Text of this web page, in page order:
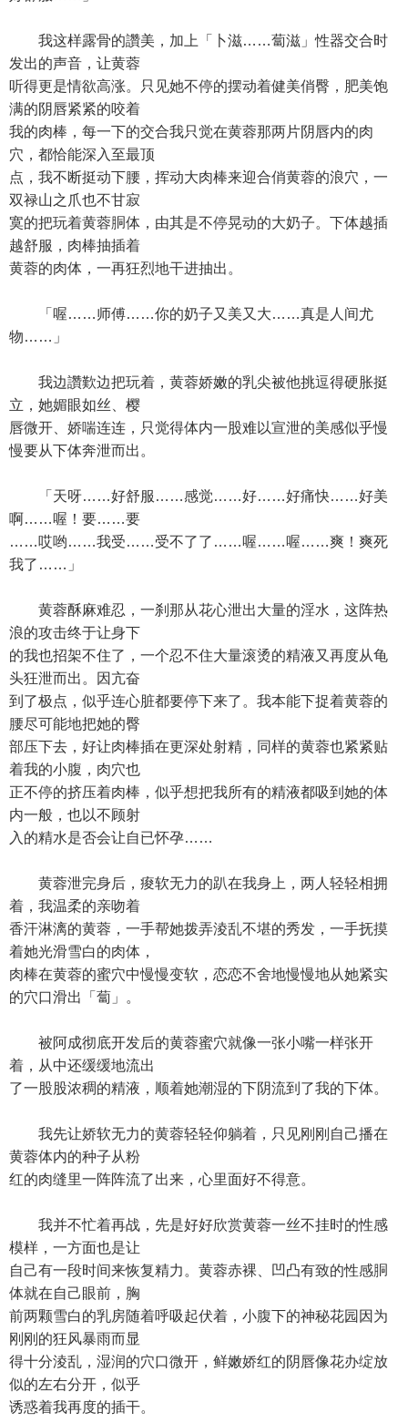
我这样露骨的讚美，加上「卜滋……蔔滋」性器交合时
发出的声音，让黄蓉
听得更是情欲高涨。只见她不停的摆动着健美俏臀，肥美饱
满的阴唇紧紧的咬着
我的肉棒，每一下的交合我只觉在黄蓉那两片阴唇内的肉
穴，都恰能深入至最顶
点，我不断挺动下腰，挥动大肉棒来迎合俏黄蓉的浪穴，一
双禄山之爪也不甘寂
寞的把玩着黄蓉胴体，由其是不停晃动的大奶子。下体越插
越舒服，肉棒抽插着
黄蓉的肉体，一再狂烈地干进抽出。
「喔……师傅……你的奶子又美又大……真是人间尤
物……」
我边讚歎边把玩着，黄蓉娇嫩的乳尖被他挑逗得硬胀挺
立，她媚眼如丝、樱
唇微开、娇喘连连，只觉得体内一股难以宣泄的美感似乎慢
慢要从下体奔泄而出。
「天呀……好舒服……感觉……好……好痛快……好美
啊……喔！要……要
……哎哟……我受……受不了了……喔……喔……爽！爽死
我了……」
黄蓉酥麻难忍，一刹那从花心泄出大量的淫水，这阵热
浪的攻击终于让身下
的我也招架不住了，一个忍不住大量滚烫的精液又再度从龟
头狂泄而出。因亢奋
到了极点，似乎连心脏都要停下来了。我本能下捉着黄蓉的
腰尽可能地把她的臀
部压下去，好让肉棒插在更深处射精，同样的黄蓉也紧紧贴
着我的小腹，肉穴也
正不停的挤压着肉棒，似乎想把我所有的精液都吸到她的体
内一般，也以不顾射
入的精水是否会让自已怀孕……
黄蓉泄完身后，痠软无力的趴在我身上，两人轻轻相拥
着，我温柔的亲吻着
香汗淋漓的黄蓉，一手帮她拨弄淩乱不堪的秀发，一手抚摸
着她光滑雪白的肉体，
肉棒在黄蓉的蜜穴中慢慢变软，恋恋不舍地慢慢地从她紧实
的穴口滑出「蔔」。
被阿成彻底开发后的黄蓉蜜穴就像一张小嘴一样张开
着，从中还缓缓地流出
了一股股浓稠的精液，顺着她潮湿的下阴流到了我的下体。
我先让娇软无力的黄蓉轻轻仰躺着，只见刚刚自己播在
黄蓉体内的种子从粉
红的肉缝里一阵阵流了出来，心里面好不得意。
我并不忙着再战，先是好好欣赏黄蓉一丝不挂时的性感
模样，一方面也是让
自己有一段时间来恢复精力。黄蓉赤裸、凹凸有致的性感胴
体就在自己眼前，胸
前两颗雪白的乳房随着呼吸起伏着，小腹下的神秘花园因为
刚刚的狂风暴雨而显
得十分淩乱，湿润的穴口微开，鲜嫩娇红的阴唇像花办绽放
似的左右分开，似乎
诱惑着我再度的插干。